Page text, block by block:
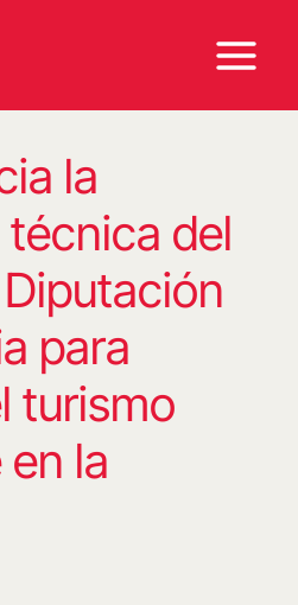
la
del
para
turismo
la